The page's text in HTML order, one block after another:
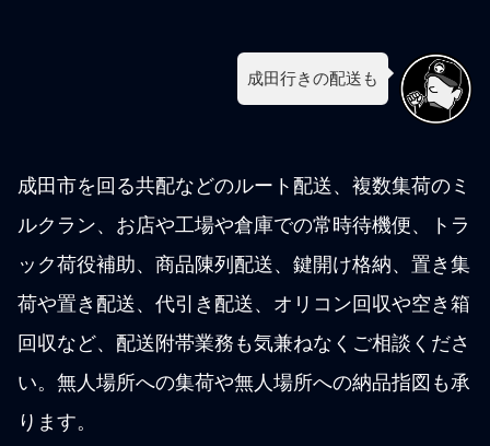
成田行きの配送も
成田市を回る共配などのルート配送、複数集荷のミ
ルクラン、お店や工場や倉庫での常時待機便、トラ
ック荷役補助、商品陳列配送、鍵開け格納、置き集
荷や置き配送、代引き配送、オリコン回収や空き箱
回収など、配送附帯業務も気兼ねなくご相談くださ
い。無人場所への集荷や無人場所への納品指図も承
ります。